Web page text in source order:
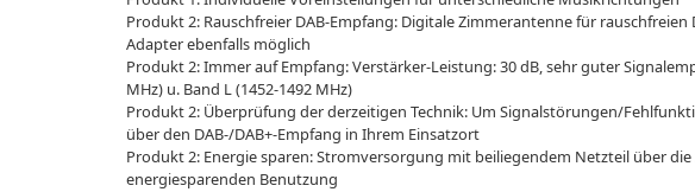
Produkt 2: Rauschfreier DAB-Empfang: Digitale Zimmerantenne für
Adapter ebenfalls möglich
Produkt 2: Immer auf Empfang: Verstärker-Leistung: 30 dB, sehr guter
MHz) u. Band L (1452-1492 MHz)
Produkt 2: Überprüfung der derzeitigen Technik: Um Signalstörungen/
über den DAB-/DAB+-Empfang in Ihrem Einsatzort
Produkt 2: Energie sparen: Stromversorgung mit beiliegendem Netzteil über
energiesparenden Benutzung